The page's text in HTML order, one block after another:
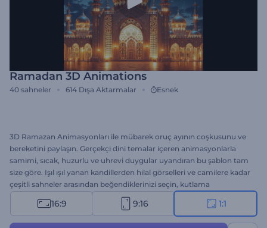
Ramadan 3D Animations
40 sahneler 614 Dışa Aktarmalar Esnek
3D Ramazan Animasyonları ile mübarek oruç ayının coşkusunu ve
bereketini paylaşın. Gerçekçi dini temalar içeren animasyonlarla
samimi, sıcak, huzurlu ve uhrevi duygular uyandıran bu şablon tam
size göre. Işıl ışıl yanan kandillerden hilal görselleri ve camilere kadar
çeşitli sahneler arasından beğendiklerinizi seçin, kutlama
mesajlarınızı ekleyin ve videonuzu uygun bir arkaplan müziği ile
süsleyin. Tebrik videoları, iftar davetleri, sunum girişleri, tanıtım
16:9 9:16 1:1